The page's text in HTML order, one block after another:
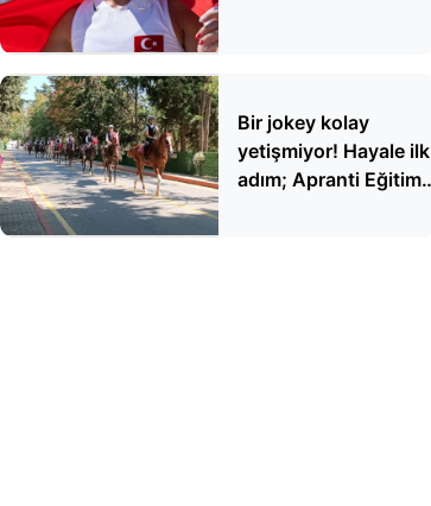
Bir jokey kolay
yetişmiyor! Hayale ilk
adım; Apranti Eğitim